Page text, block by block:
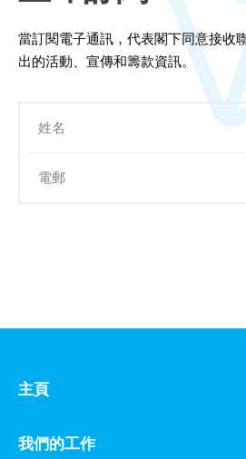
當訂閱電子通訊，代表閣下同意接收
出的活動、宣傳和籌款資訊。
主頁
我們的工作